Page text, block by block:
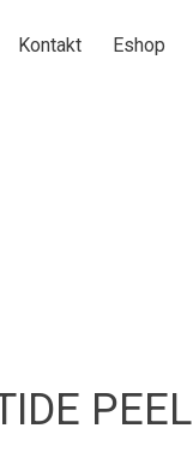
Kontakt
Eshop
PEEL